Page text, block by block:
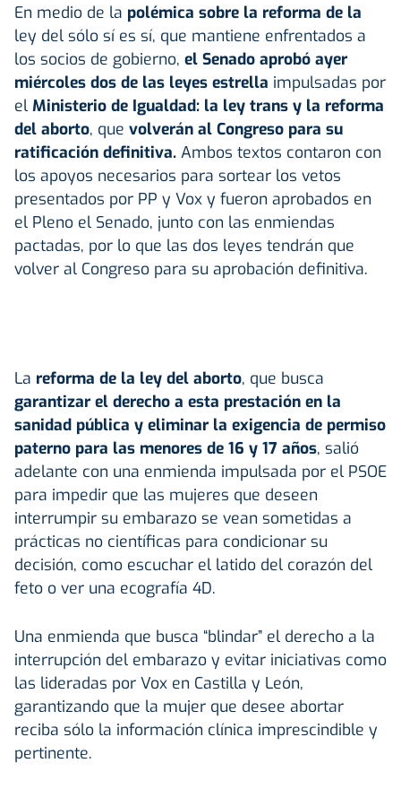
En medio de la polémica sobre la reforma de la
ley del sólo sí es sí, que mantiene enfrentados a
los socios de gobierno, el Senado aprobó ayer
miércoles dos de las leyes estrella impulsadas por
el Ministerio de Igualdad: la ley trans y la reforma
del aborto, que volverán al Congreso para su
ratificación definitiva. Ambos textos contaron con
los apoyos necesarios para sortear los vetos
presentados por PP y Vox y fueron aprobados en
el Pleno el Senado, junto con las enmiendas
pactadas, por lo que las dos leyes tendrán que
volver al Congreso para su aprobación definitiva.
La reforma de la ley del aborto, que busca
garantizar el derecho a esta prestación en la
sanidad pública y eliminar la exigencia de permiso
paterno para las menores de 16 y 17 años, salió
adelante con una enmienda impulsada por el PSOE
para impedir que las mujeres que deseen
interrumpir su embarazo se vean sometidas a
prácticas no científicas para condicionar su
decisión, como escuchar el latido del corazón del
feto o ver una ecografía 4D.
Una enmienda que busca “blindar” el derecho a la
interrupción del embarazo y evitar iniciativas como
las lideradas por Vox en Castilla y León,
garantizando que la mujer que desee abortar
reciba sólo la información clínica imprescindible y
pertinente.